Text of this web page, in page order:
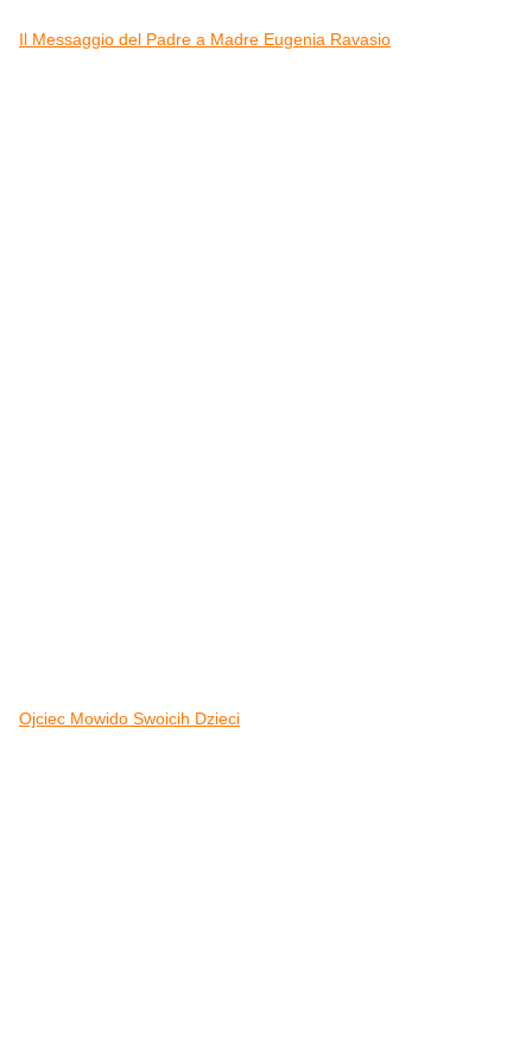
Il Messaggio del Padre a Madre Eugenia Ravasio
Ojciec Mowido Swoicih Dzieci